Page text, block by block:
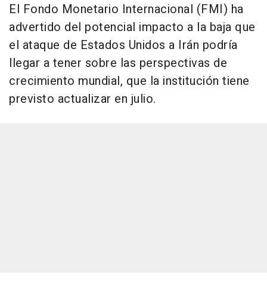
El Fondo Monetario Internacional (FMI) ha
advertido del potencial impacto a la baja que
el ataque de Estados Unidos a Irán podría
llegar a tener sobre las perspectivas de
crecimiento mundial, que la institución tiene
previsto actualizar en julio.